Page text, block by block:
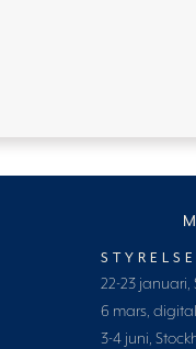
22-23 januari,
6 mars,
3-4 juni,